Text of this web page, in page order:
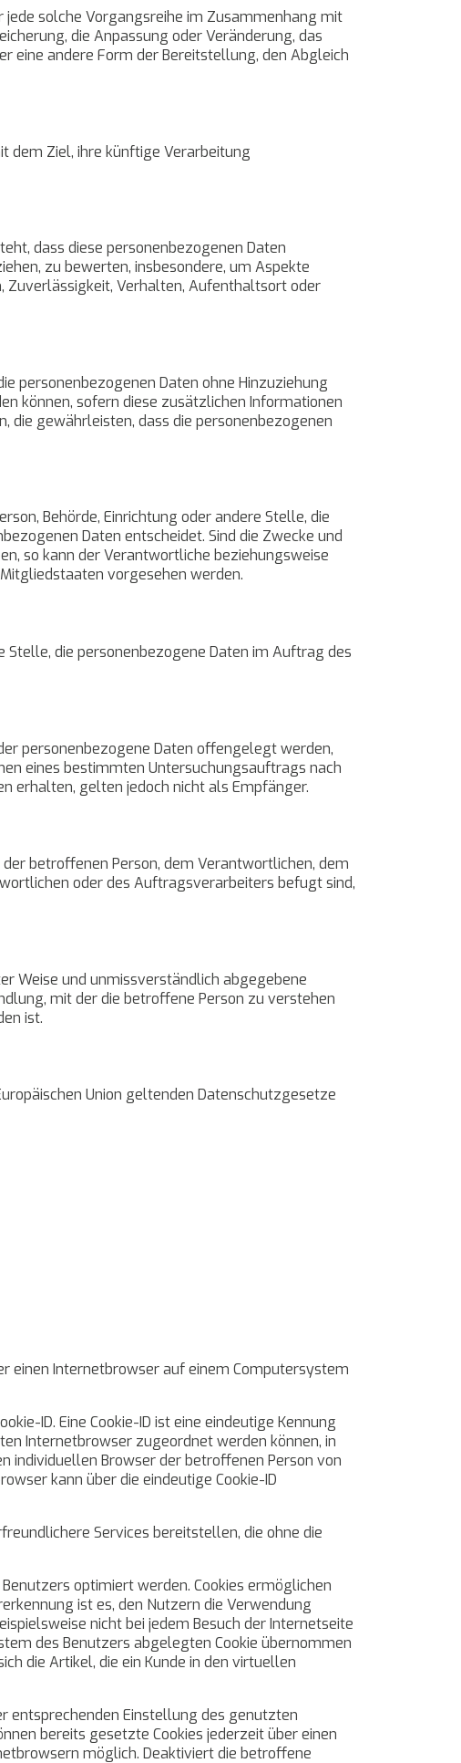
solche Vorgangsreihe im Zusammenhang mit
die Anpassung oder Veränderung, das
eine andere Form der Bereitstellung, den Abgleich
dem Ziel, ihre künftige Verarbeitung
dass diese personenbezogenen Daten
zu bewerten, insbesondere, um Aspekte
Zuverlässigkeit, Verhalten, Aufenthaltsort oder
personenbezogenen Daten ohne Hinzuziehung
können, sofern diese zusätzlichen Informationen
die gewährleisten, dass die personenbezogenen
Behörde, Einrichtung oder andere Stelle, die
Daten entscheidet. Sind die Zwecke und
so kann der Verantwortliche beziehungsweise
vorgesehen werden.
die personenbezogene Daten im Auftrag des
personenbezogene Daten offengelegt werden,
eines bestimmten Untersuchungsauftrags nach
erhalten, gelten jedoch nicht als Empfänger.
betroffenen Person, dem Verantwortlichen, dem
oder des Auftragsverarbeiters befugt sind,
Weise und unmissverständlich abgegebene
mit der die betroffene Person zu verstehen
ist.
Union geltenden Datenschutzgesetze
einen Internetbrowser auf einem Computersystem
ID. Eine Cookie-ID ist eine eindeutige Kennung
Internetbrowser zugeordnet werden können, in
individuellen Browser der betroffenen Person von
kann über die eindeutige Cookie-ID
Services bereitstellen, die ohne die
optimiert werden. Cookies ermöglichen
ist es, den Nutzern die Verwendung
nicht bei jedem Besuch der Internetseite
des Benutzers abgelegten Cookie übernommen
die Artikel, die ein Kunde in den virtuellen
entsprechenden Einstellung des genutzten
bereits gesetzte Cookies jederzeit über einen
möglich. Deaktiviert die betroffene